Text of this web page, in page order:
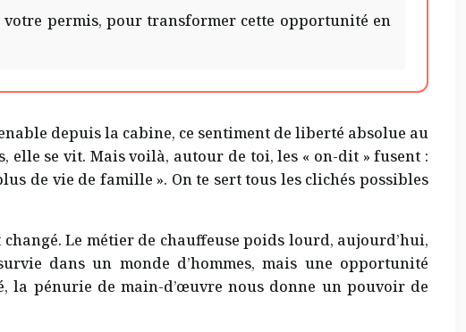
permis, pour transformer cette opportunité en
depuis la cabine, ce sentiment de liberté absolue au
elle se vit. Mais voilà, autour de toi, les « on-dit » fusent :
de vie de famille ». On te sert tous les clichés possibles
changé. Le métier de chauffeuse poids lourd, aujourd’hui,
dans un monde d’hommes, mais une opportunité
la pénurie de main-d’œuvre nous donne un pouvoir de